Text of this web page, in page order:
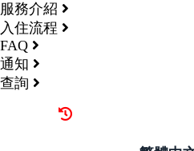
服務介紹
入住流程
FAQ
通知
查詢